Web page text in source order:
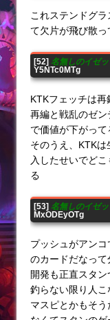
これステンドグ
て欠片が飛び散っ
[52] 名無しのイゼ
Y5NTc0MTg
KTKフェッチは
再編と戦乱のゼ
で価値が下がって
そのうえ、KTK
入したせいでど
る
[53] 名無しのイゼ
MxODEyOTg
プッシュがアン
のカードだなって
開発も正直スタ
釣らない限り人
マスピとかもそ